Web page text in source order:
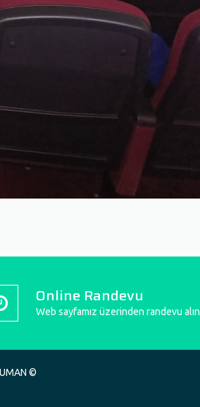
Online Randevu
Web sayfamız üzerinden randevu alın
©